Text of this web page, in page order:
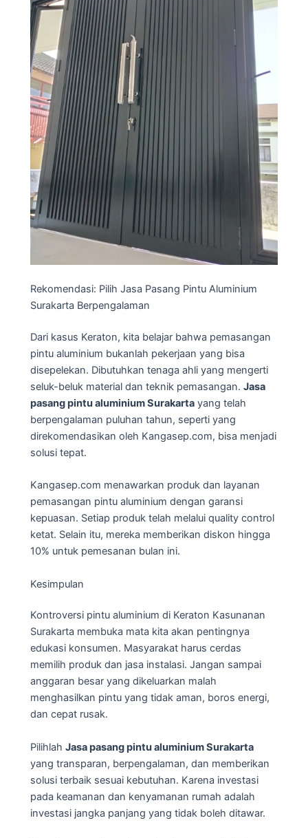
Rekomendasi: Pilih Jasa Pasang Pintu Aluminium
Surakarta Berpengalaman
Dari kasus Keraton, kita belajar bahwa pemasangan
pintu aluminium bukanlah pekerjaan yang bisa
disepelekan. Dibutuhkan tenaga ahli yang mengerti
seluk-beluk material dan teknik pemasangan. Jasa
pasang pintu aluminium Surakarta yang telah
berpengalaman puluhan tahun, seperti yang
direkomendasikan oleh Kangasep.com, bisa menjadi
solusi tepat.
Kangasep.com menawarkan produk dan layanan
pemasangan pintu aluminium dengan garansi
kepuasan. Setiap produk telah melalui quality control
ketat. Selain itu, mereka memberikan diskon hingga
10% untuk pemesanan bulan ini.
Kesimpulan
Kontroversi pintu aluminium di Keraton Kasunanan
Surakarta membuka mata kita akan pentingnya
edukasi konsumen. Masyarakat harus cerdas
memilih produk dan jasa instalasi. Jangan sampai
anggaran besar yang dikeluarkan malah
menghasilkan pintu yang tidak aman, boros energi,
dan cepat rusak.
Pilihlah Jasa pasang pintu aluminium Surakarta
yang transparan, berpengalaman, dan memberikan
solusi terbaik sesuai kebutuhan. Karena investasi
pada keamanan dan kenyamanan rumah adalah
investasi jangka panjang yang tidak boleh ditawar.